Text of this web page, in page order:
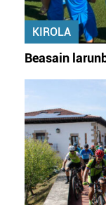
KIROLA
Beasain